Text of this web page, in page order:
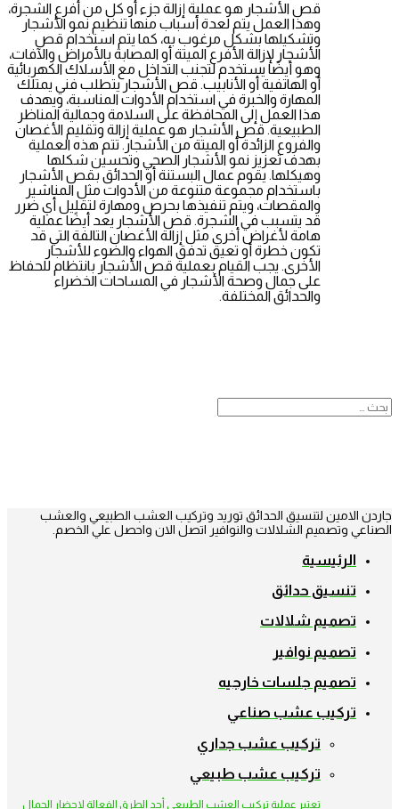
قص الأشجار هو عملية إزالة جزء أو كل من أفرع الشجرة،
وهذا العمل يتم لعدة أسباب منها تنظيم نمو الأشجار
وتشكيلها بشكل مرغوب به، كما يتم استخدام قص
الأشجار لإزالة الأفرع الميتة أو المصابة بالأمراض والآفات،
وهو أيضًا يستخدم لتجنب التداخل مع الأسلاك الكهربائية
أو الهاتفية أو الأنابيب. قص الأشجار يتطلب فني يمتلك
المهارة والخبرة في استخدام الأدوات المناسبة، ويهدف
هذا العمل إلى المحافظة على السلامة وجمالية المناظر
الطبيعية. قص الأشجار هو عملية إزالة وتقليم الأغصان
والفروع الزائدة أو الميتة من الأشجار. تتم هذه العملية
بهدف تعزيز نمو الأشجار الصحي وتحسين شكلها
وهيكلها. يقوم عمال البستنة أو الحدائق بقص الأشجار
باستخدام مجموعة متنوعة من الأدوات مثل المناشير
والمقصات، ويتم تنفيذها بحرص ومهارة لتقليل أي ضرر
قد يتسبب في الشجرة. قص الأشجار يعد أيضًا عملية
هامة لأغراض أخرى مثل إزالة الأغصان التالفة التي قد
تكون خطرة أو تعيق تدفق الهواء والضوء للأشجار
الأخرى. يجب القيام بعملية قص الأشجار بانتظام للحفاظ
على جمال وصحة الأشجار في المساحات الخضراء
والحدائق المختلفة.
جاردن الامين لتنسيق الحدائق توريد وتركيب العشب الطبيعي والعشب
الصناعي وتصميم الشلالات والنوافير اتصل الان واحصل علي الخصم.
الرئيسية
تنسيق حدائق
تصميم شلالات
تصميم نوافير
تصميم جلسات خارجيه
تركيب عشب صناعي
تركيب عشب جداري
تركيب عشب طبيعي
تعتبر عملية تركيب العشب الطبيعي أحد الطرق الفعالة لإحضار الجمال